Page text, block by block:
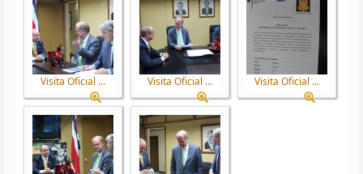
Visita Oficial ... Visita Oficial ... Visita Oficial ...